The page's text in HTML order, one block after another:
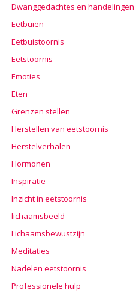
Dwanggedachtes en handelingen
Eetbuien
Eetbuistoornis
Eetstoornis
Emoties
Eten
Grenzen stellen
Herstellen van eetstoornis
Herstelverhalen
Hormonen
Inspiratie
Inzicht in eetstoornis
lichaamsbeeld
Lichaamsbewustzijn
Meditaties
Nadelen eetstoornis
Professionele hulp